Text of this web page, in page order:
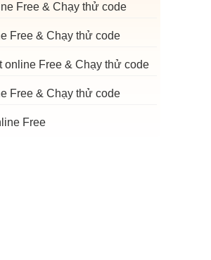
Keywords là gì?
Meta Description là gì?
Free & Chạy thử code
Free & Chạy thử code
online Free & Chạy thử code
Free & Chạy thử code
Free